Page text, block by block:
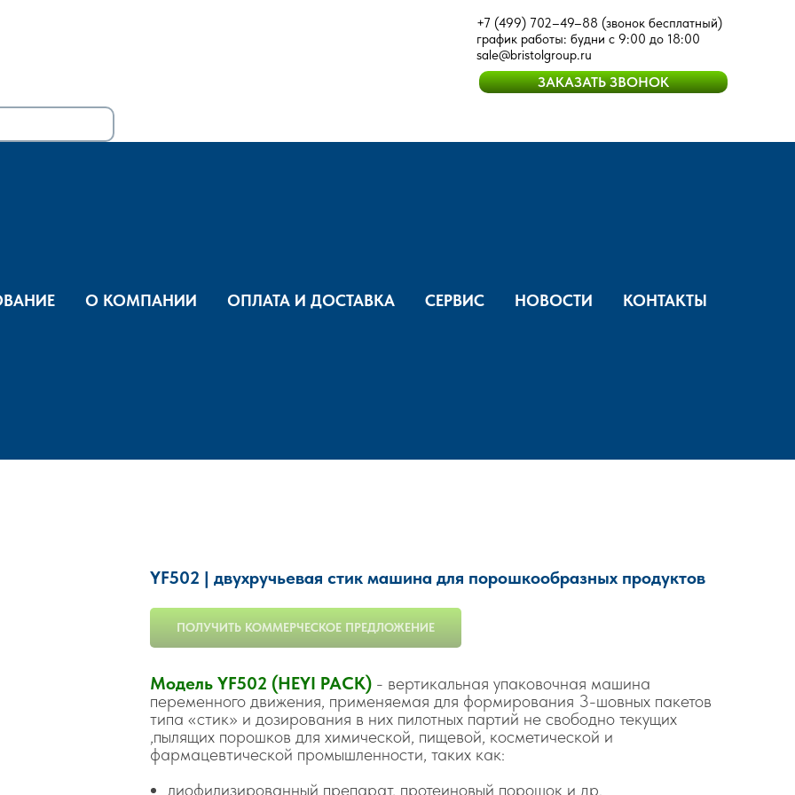
+7 (499) 702–49–88 (звонок бесплатный)
график работы: будни с 9:00 до 18:00
sale@bristolgroup.ru
ЗАКАЗАТЬ ЗВОНОК
О КОМПАНИИ ОПЛАТА И ДОСТАВКА СЕРВИС НОВОСТИ КОНТАКТЫ
YF502 | двухручьевая стик машина для порошкообразных продуктов
ПОЛУЧИТЬ КОММЕРЧЕСКОЕ ПРЕДЛОЖЕНИЕ
Модель YF502 (HEYI PACK) - вертикальная упаковочная машина
переменного движения, применяемая для формирования 3-шовных пакетов
типа «стик» и дозирования в них пилотных партий не свободно текущих
,пылящих порошков для химической, пищевой, косметической и
фармацевтической промышленности, таких как:
лиофилизированный препарат, протеиновый порошок и др.